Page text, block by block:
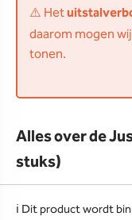
⚠️ Het
daarom mogen
tonen.
Alles over de
stuks)
ℹ️ Dit product wordt